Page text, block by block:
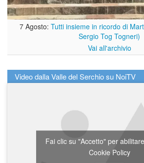
7 Agosto: Tutti insieme in ricordo di
Sergio Tog Togneri)
Vai all'archivio
Video dalla Valle del Serchio su NoiTV
Fai clic su "Accetto" per
Cookie Policy